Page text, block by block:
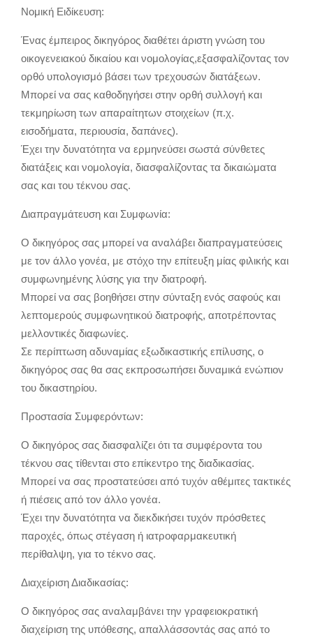
Νομική Ειδίκευση:
Ένας έμπειρος δικηγόρος διαθέτει άριστη γνώση του
οικογενειακού δικαίου και νομολογίας,εξασφαλίζοντας τον
ορθό υπολογισμό βάσει των τρεχουσών διατάξεων.
Μπορεί να σας καθοδηγήσει στην ορθή συλλογή και
τεκμηρίωση των απαραίτητων στοιχείων (π.χ.
εισοδήματα, περιουσία, δαπάνες).
Έχει την δυνατότητα να ερμηνεύσει σωστά σύνθετες
διατάξεις και νομολογία, διασφαλίζοντας τα δικαιώματα
σας και του τέκνου σας.
Διαπραγμάτευση και Συμφωνία:
Ο δικηγόρος σας μπορεί να αναλάβει διαπραγματεύσεις
με τον άλλο γονέα, με στόχο την επίτευξη μίας φιλικής και
συμφωνημένης λύσης για την διατροφή.
Μπορεί να σας βοηθήσει στην σύνταξη ενός σαφούς και
λεπτομερούς συμφωνητικού διατροφής, αποτρέποντας
μελλοντικές διαφωνίες.
Σε περίπτωση αδυναμίας εξωδικαστικής επίλυσης, ο
δικηγόρος σας θα σας εκπροσωπήσει δυναμικά ενώπιον
του δικαστηρίου.
Προστασία Συμφερόντων:
Ο δικηγόρος σας διασφαλίζει ότι τα συμφέροντα του
τέκνου σας τίθενται στο επίκεντρο της διαδικασίας.
Μπορεί να σας προστατεύσει από τυχόν αθέμιτες τακτικές
ή πιέσεις από τον άλλο γονέα.
Έχει την δυνατότητα να διεκδικήσει τυχόν πρόσθετες
παροχές, όπως στέγαση ή ιατροφαρμακευτική
περίθαλψη, για το τέκνο σας.
Διαχείριση Διαδικασίας:
Ο δικηγόρος σας αναλαμβάνει την γραφειοκρατική
διαχείριση της υπόθεσης, απαλλάσσοντάς σας από το